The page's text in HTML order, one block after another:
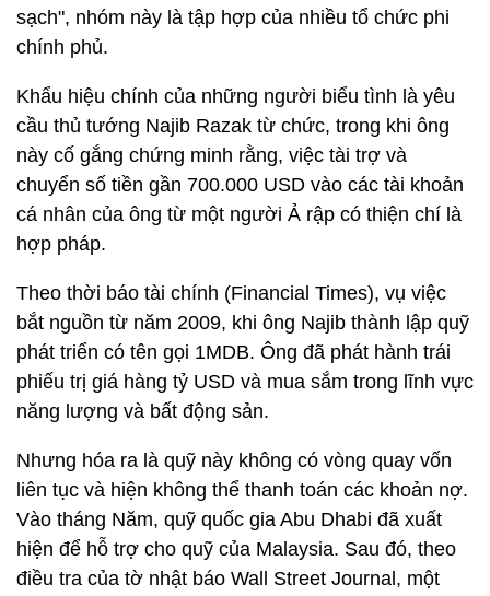
sạch", nhóm này là tập hợp của nhiều tổ chức phi
chính phủ.
Khẩu hiệu chính của những người biểu tình là yêu
cầu thủ tướng Najib Razak từ chức, trong khi ông
này cố gắng chứng minh rằng, việc tài trợ và
chuyển số tiền gần 700.000 USD vào các tài khoản
cá nhân của ông từ một người Ả rập có thiện chí là
hợp pháp.
Theo thời báo tài chính (Financial Times), vụ việc
bắt nguồn từ năm 2009, khi ông Najib thành lập quỹ
phát triển có tên gọi 1MDB. Ông đã phát hành trái
phiếu trị giá hàng tỷ USD và mua sắm trong lĩnh vực
năng lượng và bất động sản.
Nhưng hóa ra là quỹ này không có vòng quay vốn
liên tục và hiện không thể thanh toán các khoản nợ.
Vào tháng Năm, quỹ quốc gia Abu Dhabi đã xuất
hiện để hỗ trợ cho quỹ của Malaysia. Sau đó, theo
điều tra của tờ nhật báo Wall Street Journal, một